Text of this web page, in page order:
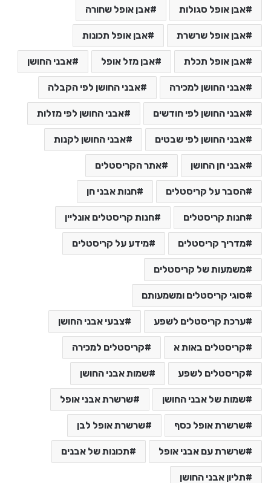
אבן אופל סגולות אבן אופל שחורה
אבן אופל שרשרת אבן אופל תכונות
אבן אופל תכלת אבן מזל אופל אבני החושן
אבני החושן למכירה אבני החושן לפי הקבלה
אבני החושן לפי חודשים אבני החושן לפי מזלות
אבני החושן לפי שבטים אבני החושן לקנות
אבני חן החושן אתר הקריסטלים
הסבר על קריסטלים חנות אבני חן
חנות קריסטלים חנות קריסטלים אונליין
מדריך קריסטלים מידע על קריסטלים
משמעות של קריסטלים
סוגי קריסטלים ומשמעותם
ערכת קריסטלים לשפע צבעי אבני החושן
קריסטלים באות א קריסטלים למכירה
קריסטלים לשפע שמות אבני החושן
שמות של אבני החושן שרשרת אבני אופל
שרשרת אופל כסף שרשרת אופל לבן
שרשרת עם אבני אופל תכונות של אבנים
תליון אבני החושן